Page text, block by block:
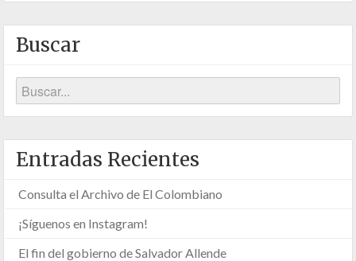
Buscar
Entradas Recientes
Consulta el Archivo de El Colombiano
¡Síguenos en Instagram!
El fin del gobierno de Salvador Allende